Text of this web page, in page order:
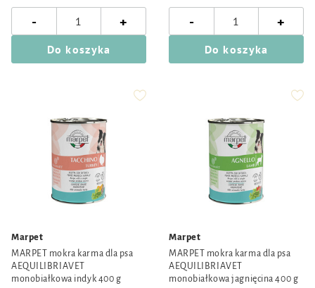
- +
Do koszyka
- +
Do koszyka
Marpet
MARPET mokra karma dla psa
AEQUILIBRIAVET
monobiałkowa indyk 400 g
Marpet
MARPET mokra karma dla psa
AEQUILIBRIAVET
monobiałkowa jagnięcina 400 g